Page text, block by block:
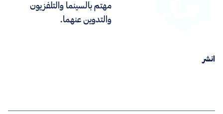
مهتم بالسينما والتلفزيون
والتدوين عنهما.
انشر